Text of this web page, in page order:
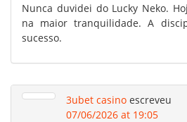
Nunca duvidei do Lucky Neko.
na maior tranquilidade. A
sucesso.
3ubet casino escreveu
07/06/2026 at 19:05